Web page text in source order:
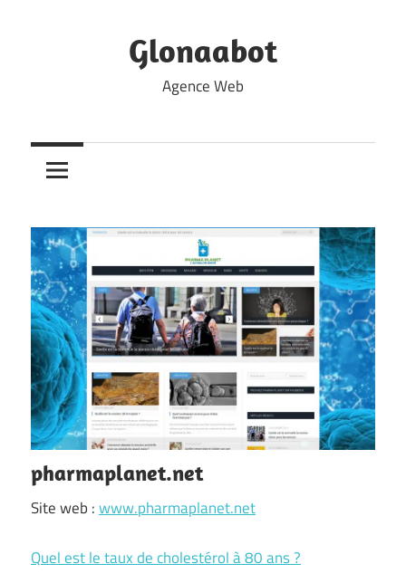
Glonaabot
Agence Web
pharmaplanet.net
Site web :www.pharmaplanet.net
Quel est le taux de cholestérol à 80 ans ?